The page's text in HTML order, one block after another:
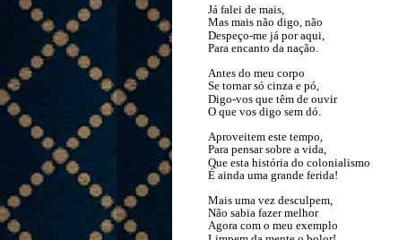
Já falei de mais,
Mas mais não digo, não
Despeço-me já por aqui,
Para encanto da nação.
Antes do meu corpo
Se tornar só cinza e pó,
Digo-vos que têm de ouvir
O que vos digo sem dó.
Aproveitem este tempo,
Para pensar sobre a vida,
Que esta história do colonialismo
É ainda uma grande ferida!
Mais uma vez desculpem,
Não sabia fazer melhor
Agora com o meu exemplo